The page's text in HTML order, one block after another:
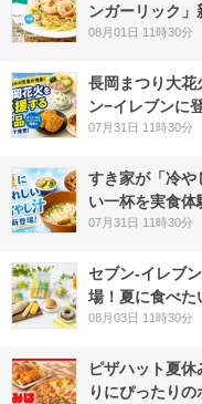
ンガーリック
08月01日 11時30分
長岡まつり大花
ン−イレブンに
07月31日 11時30分
すき家が「冷や
い一杯を実食体
07月31日 11時30分
セブン‐イレブ
場！夏に食べた
08月03日 11時30分
ピザハット夏
りにぴったり